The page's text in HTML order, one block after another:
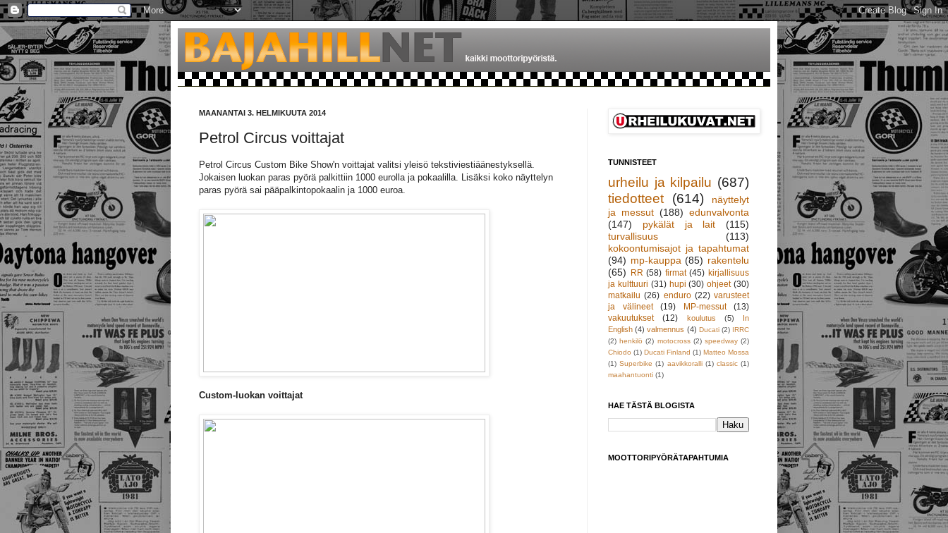
MAANANTAI 3. HELMIKUUTA 2014
Petrol Circus voittajat
Petrol Circus Custom Bike Show'n voittajat valitsi yleisö tekstiviestiäänestyksellä.
Jokaisen luokan paras pyörä palkittiin 1000 eurolla ja pokaalilla. Lisäksi koko näyttelyn
paras pyörä sai pääpalkintopokaalin ja 1000 euroa.
Custom-luokan voittajat
TUNNISTEET
urheilu ja kilpailu (687)
tiedotteet
(614)
näyttelyt
ja messut (188) edunvalvonta
(147)
pykälät ja lait
(115)
turvallisuus
(113)
kokoontumisajot ja tapahtumat
(94) mp-kauppa (85) rakentelu
(65)
RR (58) firmat (45) kirjallisuus
ja kulttuuri (31) hupi (30) ohjeet (30)
matkailu (26) enduro (22) varusteet
ja välineet
(19) MP-messut
(13)
vakuutukset
(12) koulutus (5)
In
English (4) valmennus (4) Ducati (2) IRRC
(2) henkilö (2) motocross (2) speedway (2)
Chiodo (1) Ducati Finland (1) Matteo Mossa
(1) Superbike (1) aavikkoralli (1) classic (1)
maahantuonti (1)
HAE TÄSTÄ BLOGISTA
MOOTTORIPYÖRÄTAPAHTUMIA